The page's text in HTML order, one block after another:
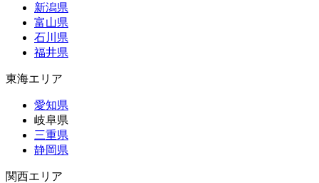
新潟県
富山県
石川県
福井県
東海エリア
愛知県
岐阜県
三重県
静岡県
関西エリア